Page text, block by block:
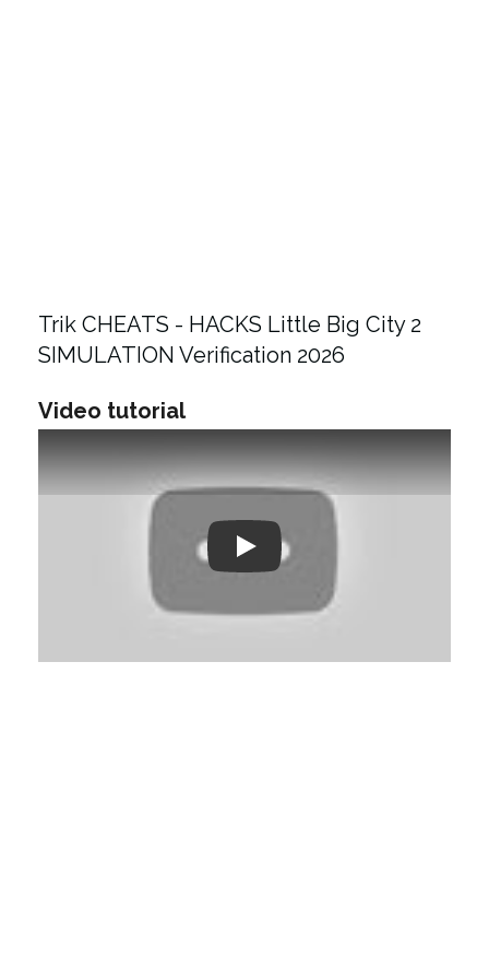
Trik CHEATS - HACKS Little Big City 2
SIMULATION Verification 2026
Video tutorial
Play: Keynote (Google I/O '18)